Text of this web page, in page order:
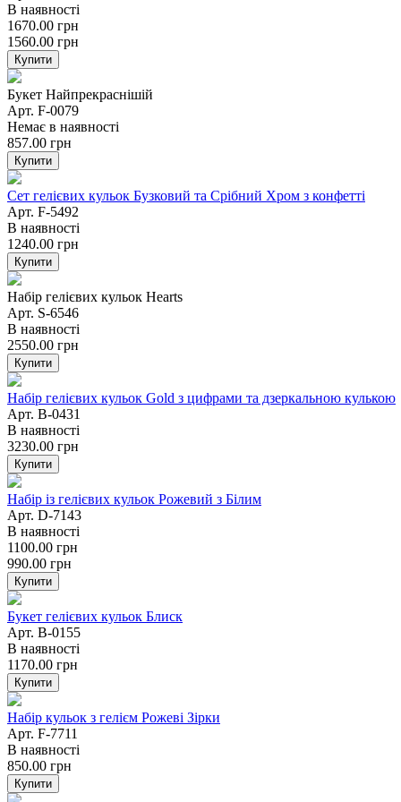
В наявності
1670.00 грн
1560.00 грн
Купити
Букет Найпрекраснішій
Арт. F-0079
Немає в наявності
857.00 грн
Купити
Сет гелієвих кульок Бузковий та Срібний Хром з конфетті
Арт. F-5492
В наявності
1240.00 грн
Купити
Набір гелієвих кульок Hearts
Арт. S-6546
В наявності
2550.00 грн
Купити
Набір гелієвих кульок Gold з цифрами та дзеркальною кулькою
Арт. B-0431
В наявності
3230.00 грн
Купити
Набір із гелієвих кульок Рожевий з Білим
Арт. D-7143
В наявності
1100.00 грн
990.00 грн
Купити
Букет гелієвих кульок Блиск
Арт. B-0155
В наявності
1170.00 грн
Купити
Набір кульок з гелієм Рожеві Зірки
Арт. F-7711
В наявності
850.00 грн
Купити